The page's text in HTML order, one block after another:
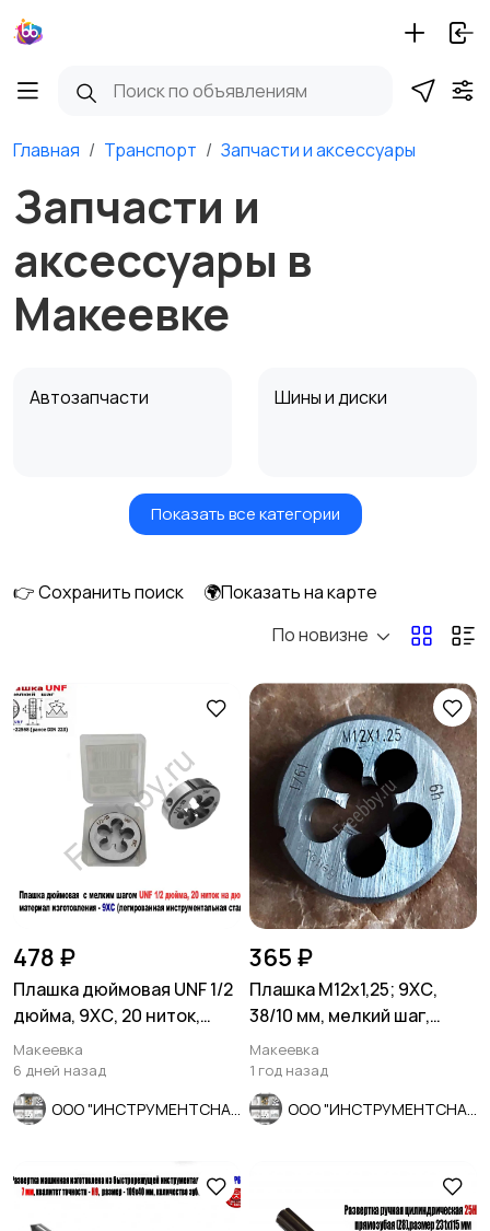
Главная Транспорт Запчасти и аксессуары
Запчасти и
аксессуары в
Макеевке
Автозапчасти Шины и диски
Масла и автохимия
Автоэлектроника и
Аудио и видео
Противоугонные
устройства
Багажные системы и
фаркопы
Мотоэкипировка
Другие запчасти
и аксессуары2
Мотозапчасти Мотоаксессуары
Показать все категории
👉 Сохранить поиск
🌍Показать на карте
По новизне
478 ₽
Плашка дюймовая UNF 1/2
дюйма, 9ХС, 20 ниток,
мелкий шаг, 38/10 мм.
Макеевка
6 дней назад
365 ₽
Плашка М12х1,25; 9ХС,
38/10 мм, мелкий шаг,
ГОСТ 7740-71.
Макеевка
1 год назад